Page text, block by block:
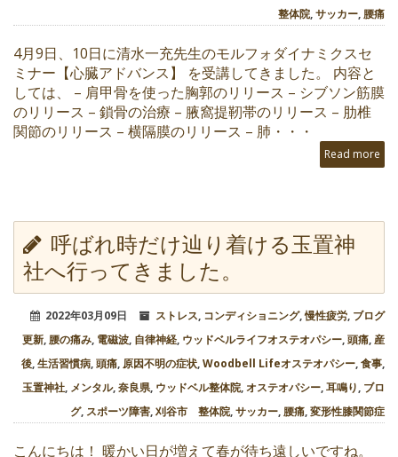
整体院,サッカー,腰痛
4月9日、10日に清水一充先生のモルフォダイナミクスセ
ミナー【心臓アドバンス】 を受講してきました。 内容と
しては、 – 肩甲骨を使った胸郭のリリース – シブソン筋膜
のリリース – 鎖骨の治療 – 腋窩提靭帯のリリース – 肋椎
関節のリリース – 横隔膜のリリース – 肺・・・
Read more
呼ばれ時だけ辿り着ける玉置神
社へ行ってきました。
2022年03月09日 ストレス, コンディショニング,慢性疲労, ブログ
更新,腰の痛み, 電磁波, 自律神経, ウッドベルライフオステオパシー,頭痛,産
後,生活習慣病,頭痛, 原因不明の症状,Woodbell Lifeオステオパシー,食事,
玉置神社, メンタル,奈良県, ウッドベル整体院,オステオパシー,耳鳴り, ブロ
グ, スポーツ障害,刈谷市 整体院,サッカー,腰痛,変形性膝関節症
こんにちは！ 暖かい日が増えて春が待ち遠しいですね。